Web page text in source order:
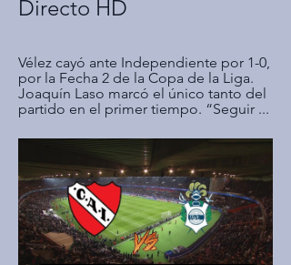
Directo HD
Vélez cayó ante Independiente por 1-0,
por la Fecha 2 de la Copa de la Liga.
Joaquín Laso marcó el único tanto del
partido en el primer tiempo. “Seguir ...